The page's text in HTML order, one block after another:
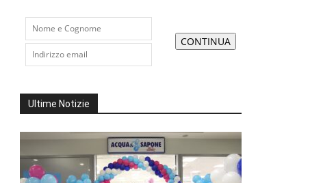
Ultime Notizie